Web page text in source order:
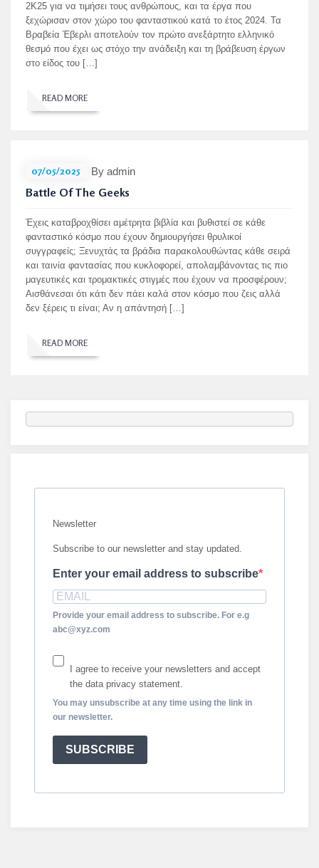
2K25 για να τιμήσει τους ανθρώπους, και τα έργα που
ξεχώρισαν στον χώρο του φανταστικού κατά το έτος 2024. Τα
Βραβεία Έβερλι αποτελούν τον πρώτο ανεξάρτητο ελληνικό
θεσμό που έχει ως στόχο την ανάδειξη και τη βράβευση έργων
στο είδος του […]
READ MORE
07/05/2025 By admin
Battle Of The Geeks
Έχεις καταβροχθίσει αμέτρητα βιβλία και βυθιστεί σε κάθε
φανταστικό κόσμο που έχουν δημιουργήσει θρυλικοί
συγγραφείς; Ξενυχτάς τα βράδια παρακολουθώντας κάθε σειρά
και ταινία φαντασίας που κυκλοφορεί, απολαμβάνοντας τις πιο
μαγευτικές και τρομακτικές στιγμές που έχουν να προσφέρουν;
Αισθάνεσαι ότι κάτι δεν πάει καλά στον κόσμο που ζεις αλλά
δεν ξέρεις τι είναι; Αν η απάντησή […]
READ MORE
Newsletter
Subscribe to our newsletter and stay updated.
Enter your email address to subscribe
Provide your email address to subscribe. For e.g
abc@xyz.com
I agree to receive your newsletters and accept
the data privacy statement.
You may unsubscribe at any time using the link in
our newsletter.
SUBSCRIBE